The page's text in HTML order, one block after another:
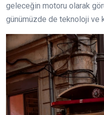
geleceğin motoru olarak
günümüzde de teknoloji ve